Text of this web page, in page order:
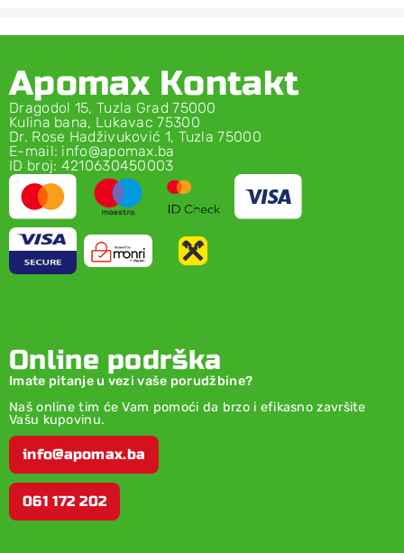
Apomax Kontakt
Dragodol 15, Tuzla Grad 75000
Kulina bana, Lukavac 75300
Dr. Rose Hadživuković 1, Tuzla 75000
E-mail: info@apomax.ba
ID broj: 4210630450003
Online podrška
Imate pitanje u vezi vaše porudžbine?
Naš online tim će Vam pomoći da brzo i efikasno završite
Vašu kupovinu.
info@apomax.ba
061 172 202